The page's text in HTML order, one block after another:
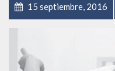
15 septiembre, 2016